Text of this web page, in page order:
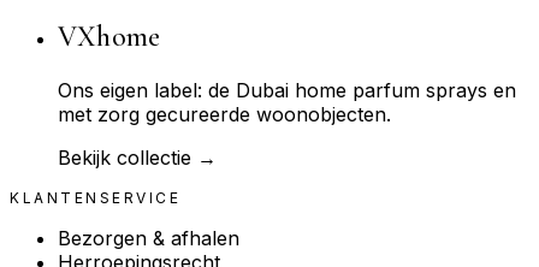
VXhome
Ons eigen label: de Dubai home parfum sprays en
met zorg gecureerde woonobjecten.
Bekijk collectie →
KLANTENSERVICE
Bezorgen & afhalen
Herroepingsrecht